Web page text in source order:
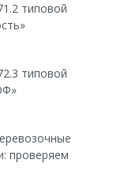
типовой
типовой
проверяем